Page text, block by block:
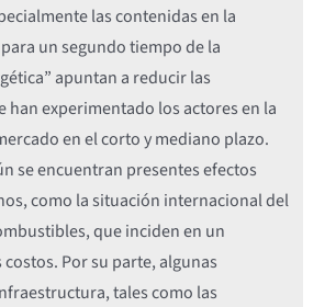
las contenidas en la
un segundo tiempo de la
apuntan a reducir las
han experimentado los actores en la
en el corto y mediano plazo.
se encuentran presentes efectos
como la situación internacional del
que inciden en un
Por su parte, algunas
tales como las